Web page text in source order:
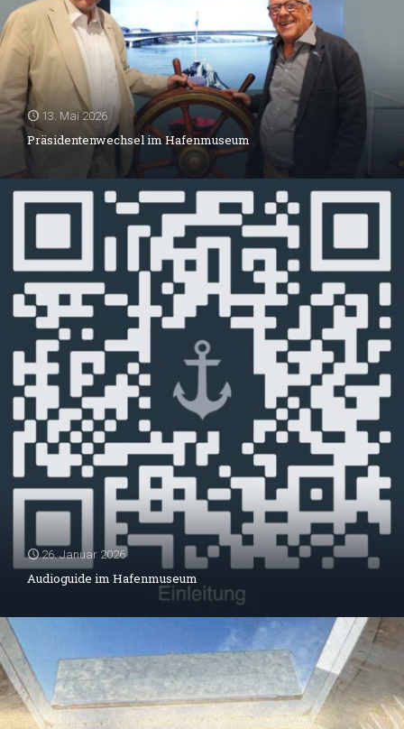
13. Mai 2026
Präsidentenwechsel im Hafenmuseum
26. Januar 2026
Audioguide im Hafenmuseum